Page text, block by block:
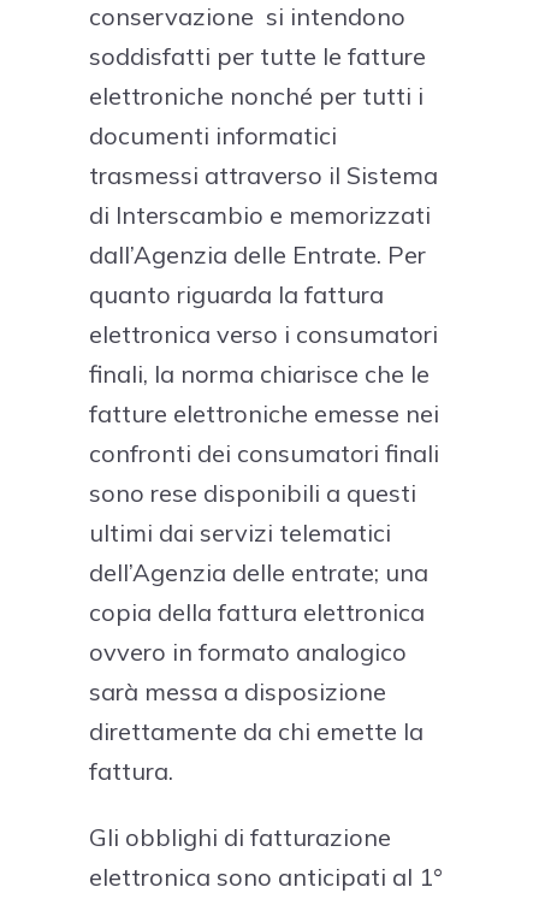
conservazione si intendono
soddisfatti per tutte le fatture
elettroniche nonché per tutti i
documenti informatici
trasmessi attraverso il Sistema
di Interscambio e memorizzati
dall’Agenzia delle Entrate. Per
quanto riguarda la fattura
elettronica verso i consumatori
finali, la norma chiarisce che le
fatture elettroniche emesse nei
confronti dei consumatori finali
sono rese disponibili a questi
ultimi dai servizi telematici
dell’Agenzia delle entrate; una
copia della fattura elettronica
ovvero in formato analogico
sarà messa a disposizione
direttamente da chi emette la
fattura.
Gli obblighi di fatturazione
elettronica sono anticipati al 1°